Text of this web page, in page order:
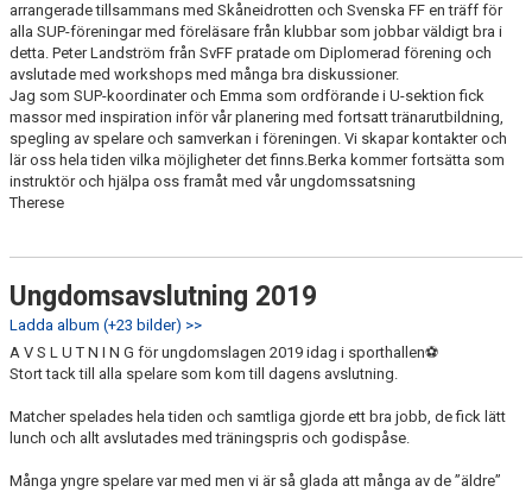
arrangerade tillsammans med Skåneidrotten och Svenska FF en träff för
alla SUP-föreningar med föreläsare från klubbar som jobbar väldigt bra i
detta. Peter Landström från SvFF pratade om Diplomerad förening och
avslutade med workshops med många bra diskussioner.
Jag som SUP-koordinater och Emma som ordförande i U-sektion fick
massor med inspiration inför vår planering med fortsatt tränarutbildning,
spegling av spelare och samverkan i föreningen. Vi skapar kontakter och
lär oss hela tiden vilka möjligheter det finns.Berka kommer fortsätta som
instruktör och hjälpa oss framåt med vår ungdomssatsning
Therese
Ungdomsavslutning 2019
Ladda album (+23 bilder) >>
A V S L U T N I N G för ungdomslagen 2019 idag i sporthallen⚽️
Stort tack till alla spelare som kom till dagens avslutning.
Matcher spelades hela tiden och samtliga gjorde ett bra jobb, de fick lätt
lunch och allt avslutades med träningspris och godispåse.
Många yngre spelare var med men vi är så glada att många av de ”äldre”